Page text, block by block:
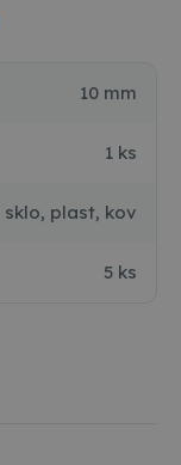
10 mm
1 ks
sklo, plast, kov
5 ks